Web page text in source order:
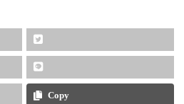
Copy